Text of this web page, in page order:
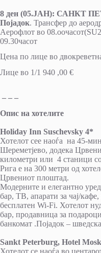
8 ден (05.ЈАН): САНКТ
Појадок. Трансфер до
Аерофлот во
09.30часот
Цена по лице во
Лице во 1/1 940 ,00 €
– – –
Опис на хотелите
Holiday Inn Suschevsky 4*
Хотелот сее наоѓа на 45-
Шереметјево, додека
километри или 4 станици
Рига е на 300 метри од
Црвениот плоштад.
Модерните и елегантно
бар, ТВ, апарати за чај/
бесплатен Wi-Fi. Хотелот
бар, продавница за
банкомат .Појадок –
Sankt Peterburg, Hotel
Хотелот се наоѓа во